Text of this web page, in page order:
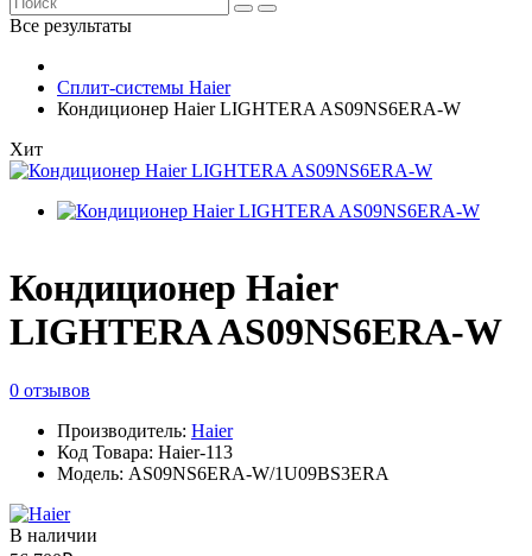
Все результаты
Сплит-системы Haier
Кондиционер Haier LIGHTERA AS09NS6ERA-W
Хит
Кондиционер Haier
LIGHTERA AS09NS6ERA-W
0 отзывов
Производитель: Haier
Код Товара: Haier-113
Модель: AS09NS6ERA-W/1U09BS3ERA
В наличии